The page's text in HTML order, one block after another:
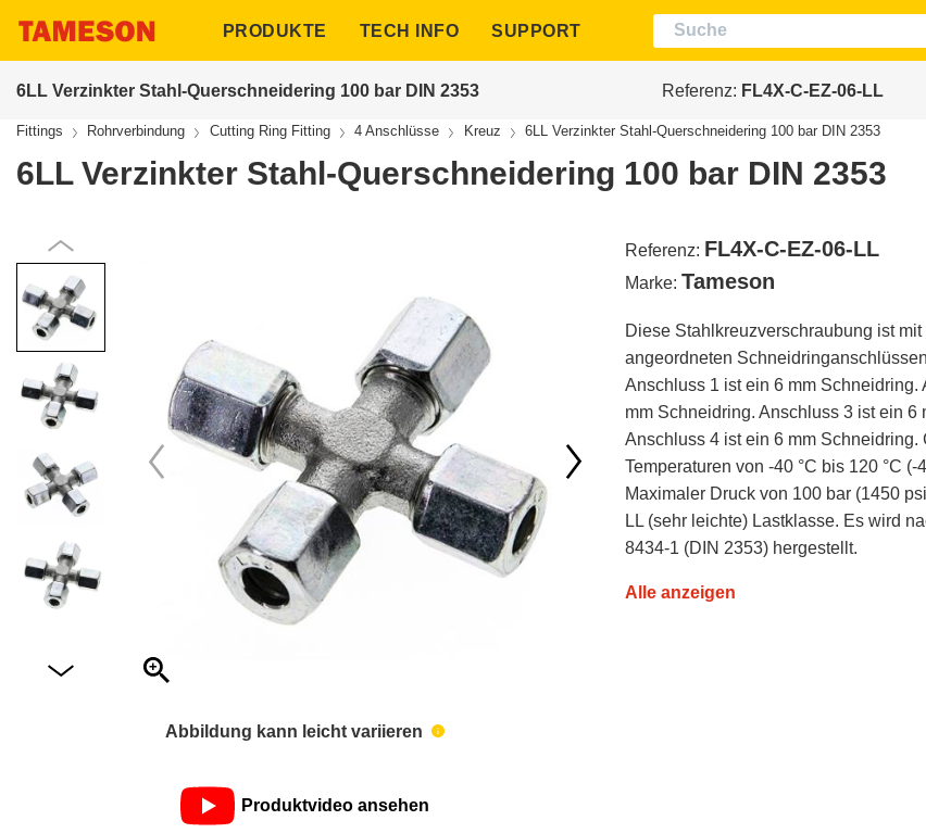
PRODUKTE TECH INFO SUPPORT
6LL Verzinkter Stahl-Querschneidering 100 bar DIN 2353 Referenz: FL4X-C-EZ-06-LL
150.000+ Produkte auf Lager Beratung
Fittings Rohrverbindung Cutting Ring Fitting 4 Anschlüsse Kreuz 6LL Verzinkter Stahl-Querschneidering 100 bar DIN 2353
6LL Verzinkter Stahl-Querschneidering 100 bar DIN 2353
Abbildung kann leicht variieren
Produktvideo ansehen
Referenz: FL4X-C-EZ-06-LL
Marke: Tameson
Diese Stahlkreuzverschraubung ist
angeordneten
Anschluss 1 ist ein 6 mm Schneidring.
mm Schneidring. Anschluss 3 ist ein 6
Anschluss 4 ist ein 6 mm Schneidring.
Temperaturen von -40 °C bis 120 °C (-
Maximaler Druck von 100 bar (1450
LL (sehr leichte) Lastklasse. Es wird
8434-1 (DIN 2353) hergestellt.
Alle anzeigen